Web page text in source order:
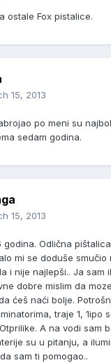
ostale Fox pistalice.
15, 2013
po meni su
sedam godina.
15, 2013
godina. Odlična
mi se doduše smučio
i nije najlepši.. Ja sam
dobre mislim da
ćeš naći bolje.
traje 1, 1ipo
A na vodi sam
su u pitanju, a
sam ti pomogao..